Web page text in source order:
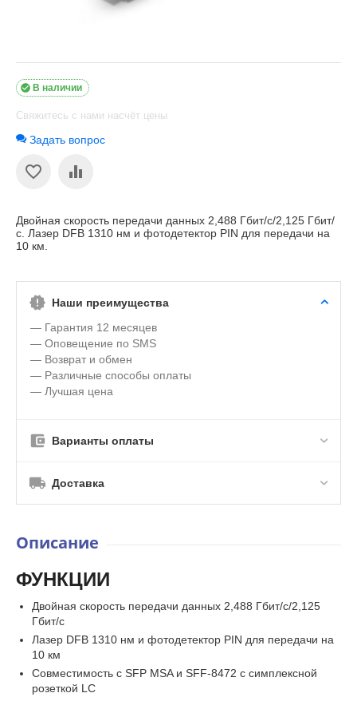
В наличии

Свяжитесь с нами насчёт цены
Задать вопрос
Двойная скорость передачи данных 2,488 Гбит/с/2,125 Гбит/
с. Лазер DFB 1310 нм и фотодетектор PIN для передачи на
10 км.
Наши преимущества
— Гарантия 12 месяцев
— Оповещение по SMS
— Возврат и обмен
— Различные способы оплаты
— Лучшая цена
Варианты оплаты
Доставка
Описание
ФУНКЦИИ
Двойная скорость передачи данных 2,488 Гбит/с/2,125
Гбит/с
Лазер DFB 1310 нм и фотодетектор PIN для передачи на
10 км
Совместимость с SFP MSA и SFF-8472 с симплексной
розеткой LC